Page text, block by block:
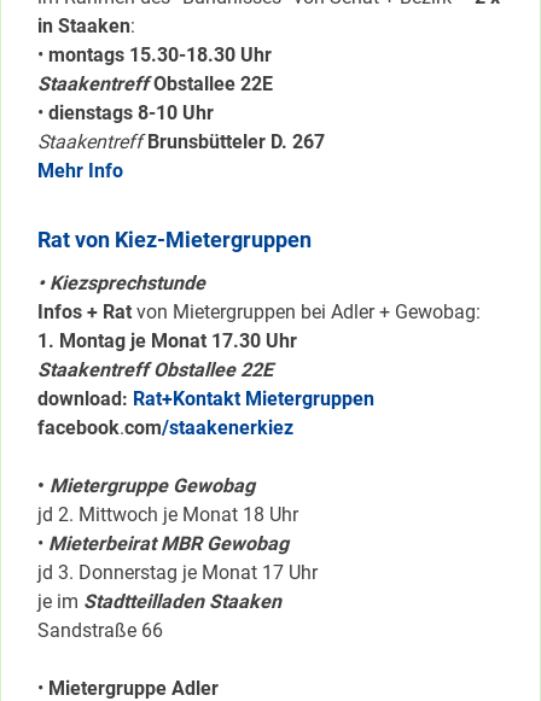
in Staaken:
• montags 15.30-18.30 Uhr
Staakentreff Obstallee 22E
• dienstags 8-10 Uhr
Staakentreff Brunsbütteler D. 267
Mehr Info
Rat von Kiez-Mietergruppen
• Kiezsprechstunde
Infos + Rat von Mietergruppen bei Adler + Gewobag:
1. Montag je Monat 17.30 Uhr
Staakentreff Obstallee 22E
download: Rat+Kontakt Mietergruppen
facebook.com/staakenerkiez
• Mietergruppe Gewobag
jd 2. Mittwoch je Monat 18 Uhr
• Mieterbeirat MBR Gewobag
jd 3. Donnerstag je Monat 17 Uhr
je im Stadtteilladen Staaken
Sandstraße 66
• Mietergruppe Adler